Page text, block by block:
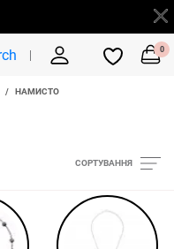
0
/ НАМИСТО
СОРТУВАННЯ